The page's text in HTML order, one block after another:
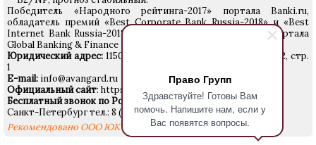
Право Групп
Здравствуйте! Готовы Вам
помочь. Напишите нам, если у
Вас появятся вопросы.
Победитель «Народного рейтинга-2017» портала Banki.ru,
обладатель премий «Best Corporate Bank Russia-2018» и «Best
Internet Bank Russia-2018» авторитетного британского портала
Global Banking & Finance Review.
Юридический адрес: 115035, Москва, ул. Садовническая, д. 12, стр.
1
E-mail: info@avangard.ru
Официальный сайт: https://www.avangard.ru
Бесплатный звонок по России:8 (800) 333-98-98
Санкт-Петербург тел.: 8 (812) 449-21-21
Рекомендовано ООО ЮК «Право Групп»